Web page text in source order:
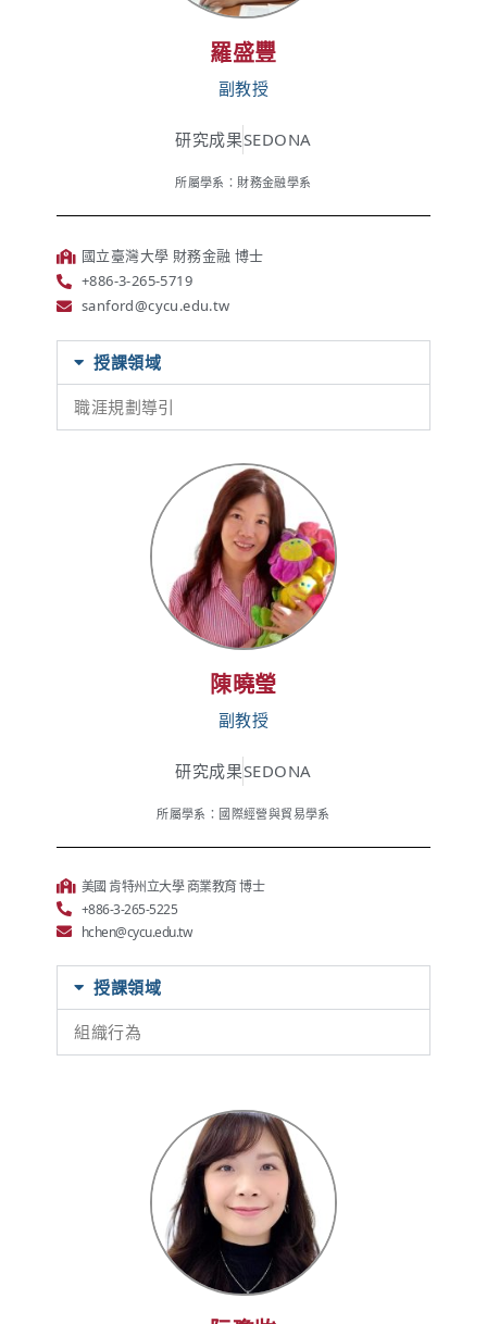
羅盛豐
副教授
研究成果SEDONA
所屬學系：財務金融學系
國立臺灣大學 財務金融 博士
+886-3-265-5719
sanford@cycu.edu.tw
授課領域
職涯規劃導引
陳曉瑩
副教授
研究成果SEDONA
所屬學系：國際經營與貿易學系
美國 肯特州立大學 商業教育 博士
+886-3-265-5225
hchen@cycu.edu.tw
授課領域
組織行為